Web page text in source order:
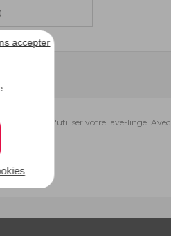
accepter
impossible d'utiliser votre lave-linge.